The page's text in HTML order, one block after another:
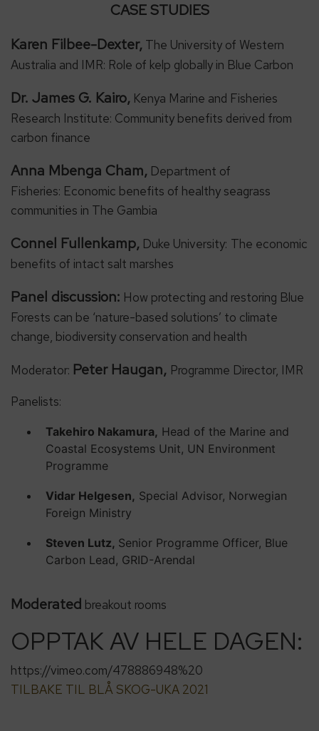
CASE STUDIES
Karen Filbee-Dexter, The University of Western
Australia and IMR: Role of kelp globally in Blue Carbon
Dr. James G. Kairo, Kenya Marine and Fisheries
Research Institute: Community benefits derived from
carbon finance
Anna Mbenga Cham, Department of
Fisheries: Economic benefits of healthy seagrass
communities in The Gambia
Connel Fullenkamp, Duke University: The economic
benefits of intact salt marshes
Panel discussion: How protecting and restoring Blue
Forests can be ‘nature-based solutions’ to climate
change, biodiversity conservation and health
Moderator: Peter Haugan, Programme Director, IMR
Panelists:
Takehiro Nakamura, Head of the Marine and
Coastal Ecosystems Unit, UN Environment
Programme
Vidar Helgesen, Special Advisor, Norwegian
Foreign Ministry
Steven Lutz, Senior Programme Officer, Blue
Carbon Lead, GRID-Arendal
Moderated breakout rooms
OPPTAK AV HELE DAGEN:
https://vimeo.com/478886948%20
TILBAKE TIL BLÅ SKOG-UKA 2021